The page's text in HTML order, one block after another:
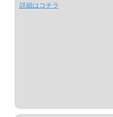
詳細はコチラ